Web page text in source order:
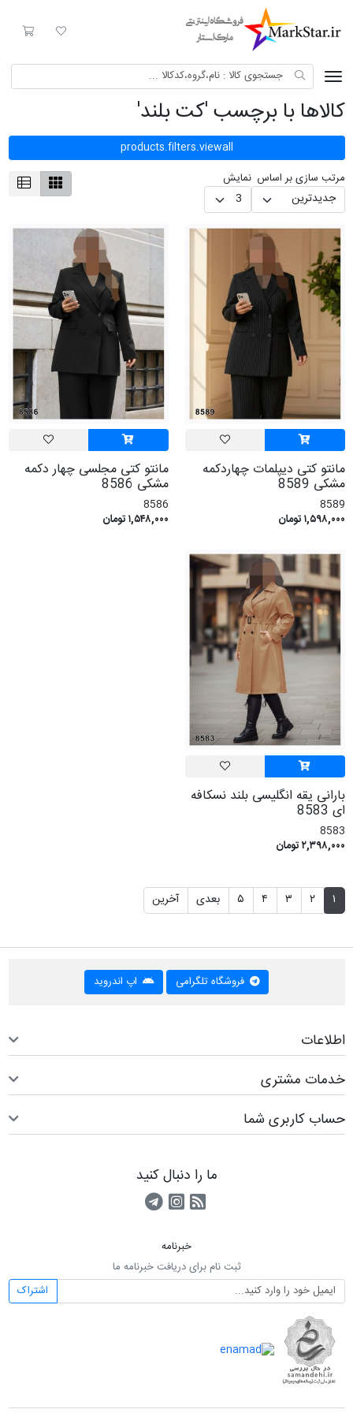
لیست مورد
سبد
کالاها با برچسب 'کت بلند'
products.filters.viewall
مرتب سازی بر اساس نمایش
مانتو کتی دیپلمات چهاردکمه
مشکی 8589
8589
۱,۵۹۸,۰۰۰ تومان
مانتو کتی مجلسی چهار دکمه
مشکی 8586
8586
۱,۵۴۸,۰۰۰ تومان
بارانی یقه انگلیسی بلند نسکافه
ای 8583
8583
۲,۳۹۸,۰۰۰ تومان
۱ ۲ ۳ ۴ ۵ بعدی آخرین
فروشگاه تلگرامی اپ اندروید
اطلاعات
خدمات مشتری
حساب کاربری شما
ما را دنبال کنید
RSSکانال آپارات
کانال تلگرام
خبرنامه
ثبت نام برای دریافت خبرنامه ما
اشتراک